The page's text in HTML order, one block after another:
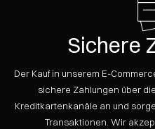
Sichere
Der Kauf in unserem E-
sichere Zahlungen über
Kreditkartenkanäle an und
Transaktionen. Wir